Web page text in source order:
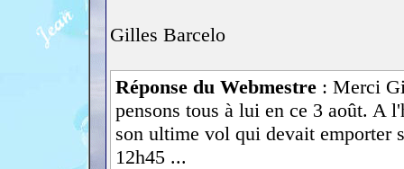
Gilles Barcelo
Réponse du Webmestre : Merci
pensons tous à lui en ce 3 août. A
son ultime vol qui devait emporter
12h45 ...